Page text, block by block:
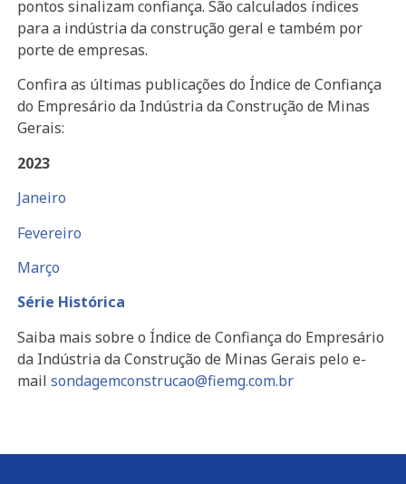
pontos sinalizam confiança. São calculados índices
para a indústria da construção geral e também por
porte de empresas.
Confira as últimas publicações do Índice de Confiança
do Empresário da Indústria da Construção de Minas
Gerais:
2023
Janeiro
Fevereiro
Março
Série Histórica
Saiba mais sobre o Índice de Confiança do Empresário
da Indústria da Construção de Minas Gerais pelo e-
mail sondagemconstrucao@fiemg.com.br